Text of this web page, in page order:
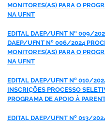
MONITORES(AS) PARA O
NA UFNT
EDITAL DAEP/UFNT Nº 009/
DAEP/UFNT Nº 006/2024
MONITORES(AS) PARA O
NA UFNT
EDITAL DAEP/UFNT Nº 010/
INSCRIÇÕES PROCESSO
PROGRAMA DE APOIO À
EDITAL DAEP/UFNT Nº 013/